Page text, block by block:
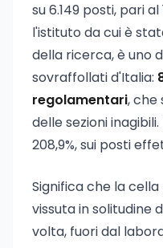
su 6.149 posti, pari al
l'istituto da cui è
della ricerca, è uno
sovraffollati d'Italia:
regolamentari, che
delle sezioni
208,9%, sui posti
Significa che la
vissuta in solitudine
volta, fuori dal